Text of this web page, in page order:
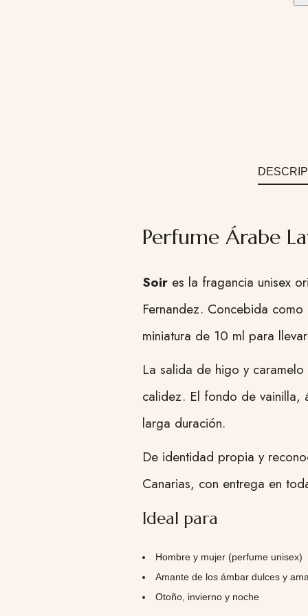
Perfume Árabe
Soir es la fragancia unisex
Fernandez. Concebida
miniatura de 10 ml para
La salida de higo y
calidez. El fondo de vainilla,
larga duración.
De identidad propia y
Canarias, con entrega en
Ideal para
Hombre y mujer (perfume unisex)
Amante de los ámbar dulces y
Otoño, invierno y noche